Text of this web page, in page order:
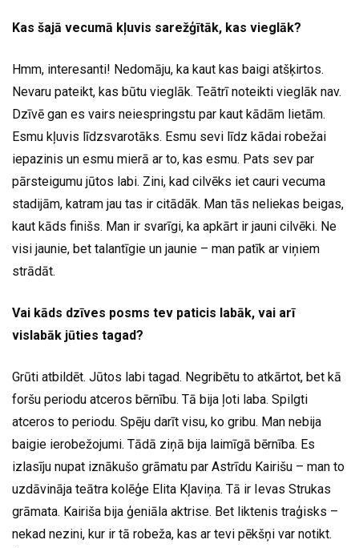
Kas šajā vecumā kļuvis sarežģītāk, kas vieglāk?
Hmm, interesanti! Nedomāju, ka kaut kas baigi atšķirtos.
Nevaru pateikt, kas būtu vieglāk. Teātrī noteikti vieglāk nav.
Dzīvē gan es vairs neiespringstu par kaut kādām lietām.
Esmu kļuvis līdzsvarotāks. Esmu sevi līdz kādai robežai
iepazinis un esmu mierā ar to, kas esmu. Pats sev par
pārsteigumu jūtos labi. Zini, kad cilvēks iet cauri vecuma
stadijām, katram jau tas ir citādāk. Man tās neliekas beigas,
kaut kāds finišs. Man ir svarīgi, ka apkārt ir jauni cilvēki. Ne
visi jaunie, bet talantīgie un jaunie – man patīk ar viņiem
strādāt.
Vai kāds dzīves posms tev paticis labāk, vai arī
vislabāk jūties tagad?
Grūti atbildēt. Jūtos labi tagad. Negribētu to atkārtot, bet kā
foršu periodu atceros bērnību. Tā bija ļoti laba. Spilgti
atceros to periodu. Spēju darīt visu, ko gribu. Man nebija
baigie ierobežojumi. Tādā ziņā bija laimīgā bērnība. Es
izlasīju nupat iznākušo grāmatu par Astrīdu Kairišu – man to
uzdāvināja teātra kolēģe Elita Kļaviņa. Tā ir Ievas Strukas
grāmata. Kairiša bija ģeniāla aktrise. Bet liktenis traģisks –
nekad nezini, kur ir tā robeža, kas ar tevi pēkšņi var notikt.